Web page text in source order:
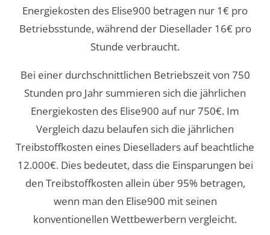
Energiekosten des Elise900 betragen nur 1€ pro
Betriebsstunde, während der Diesellader 16€ pro
Stunde verbraucht.
Bei einer durchschnittlichen Betriebszeit von 750
Stunden pro Jahr summieren sich die jährlichen
Energiekosten des Elise900 auf nur 750€. Im
Vergleich dazu belaufen sich die jährlichen
Treibstoffkosten eines Dieselladers auf beachtliche
12.000€. Dies bedeutet, dass die Einsparungen bei
den Treibstoffkosten allein über 95% betragen,
wenn man den Elise900 mit seinen
konventionellen Wettbewerbern vergleicht.